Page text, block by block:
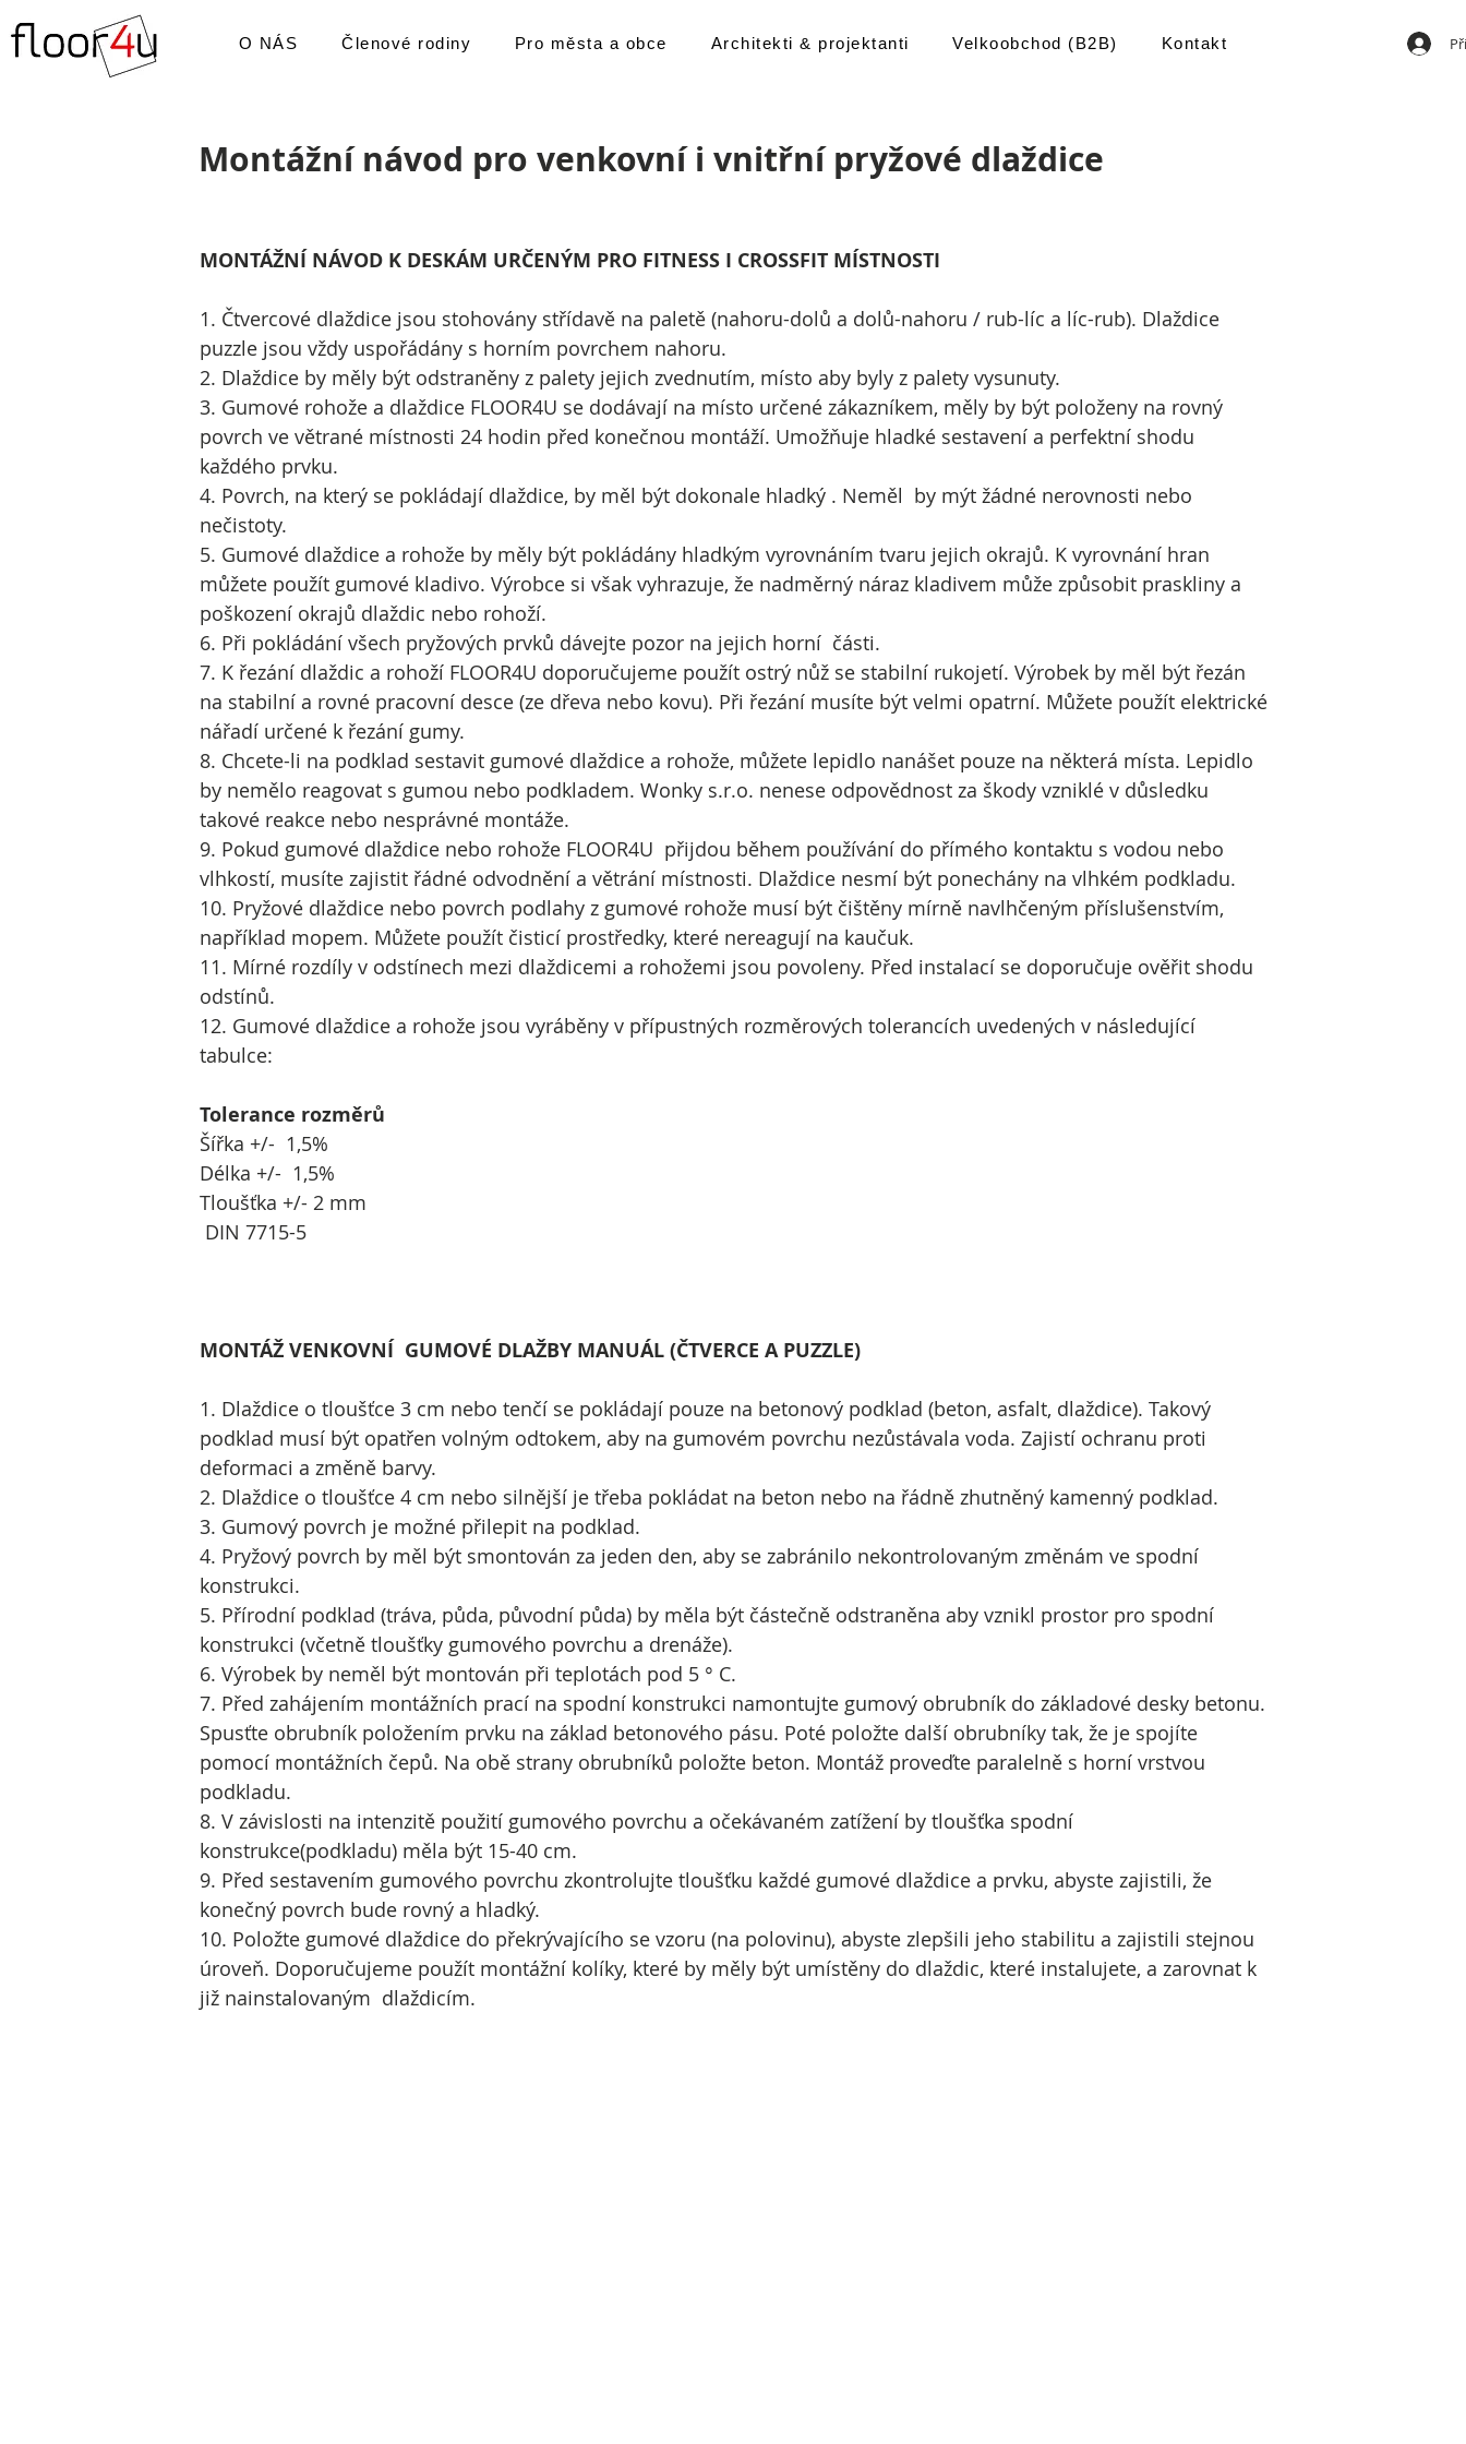
O NÁS Členové rodiny Pro města a obce Architekti & projektanti Velkoobchod (B2B) Kontakt
Montážní návod pro venkovní i vnitřní pryžové dlaždice
MONTÁŽNÍ NÁVOD K DESKÁM URČENÝM PRO FITNESS I CROSSFIT MÍSTNOSTI
1. Čtvercové dlaždice jsou stohovány střídavě na paletě (nahoru-dolů a dolů-nahoru / rub-líc a líc-rub). Dlaždice
puzzle jsou vždy uspořádány s horním povrchem nahoru.
2. Dlaždice by měly být odstraněny z palety jejich zvednutím, místo aby byly z palety vysunuty.
3. Gumové rohože a dlaždice FLOOR4U se dodávají na místo určené zákazníkem, měly by být položeny na rovný
povrch ve větrané místnosti 24 hodin před konečnou montáží. Umožňuje hladké sestavení a perfektní shodu
každého prvku.
4. Povrch, na který se pokládají dlaždice, by měl být dokonale hladký . Neměl by mýt žádné nerovnosti nebo
nečistoty.
5. Gumové dlaždice a rohože by měly být pokládány hladkým vyrovnáním tvaru jejich okrajů. K vyrovnání hran
můžete použít gumové kladivo. Výrobce si však vyhrazuje, že nadměrný náraz kladivem může způsobit praskliny a
poškození okrajů dlaždic nebo rohoží.
6. Při pokládání všech pryžových prvků dávejte pozor na jejich horní části.
7. K řezání dlaždic a rohoží FLOOR4U doporučujeme použít ostrý nůž se stabilní rukojetí. Výrobek by měl být řezán
na stabilní a rovné pracovní desce (ze dřeva nebo kovu). Při řezání musíte být velmi opatrní. Můžete použít elektrické
nářadí určené k řezání gumy.
8. Chcete-li na podklad sestavit gumové dlaždice a rohože, můžete lepidlo nanášet pouze na některá místa. Lepidlo
by nemělo reagovat s gumou nebo podkladem. Wonky s.r.o. nenese odpovědnost za škody vzniklé v důsledku
takové reakce nebo nesprávné montáže.
9. Pokud gumové dlaždice nebo rohože FLOOR4U přijdou během používání do přímého kontaktu s vodou nebo
vlhkostí, musíte zajistit řádné odvodnění a větrání místnosti. Dlaždice nesmí být ponechány na vlhkém podkladu.
10. Pryžové dlaždice nebo povrch podlahy z gumové rohože musí být čištěny mírně navlhčeným příslušenstvím,
například mopem. Můžete použít čisticí prostředky, které nereagují na kaučuk.
11. Mírné rozdíly v odstínech mezi dlaždicemi a rohožemi jsou povoleny. Před instalací se doporučuje ověřit shodu
odstínů.
12. Gumové dlaždice a rohože jsou vyráběny v přípustných rozměrových tolerancích uvedených v následující
tabulce:
Tolerance rozměrů
Šířka +/- 1,5%
Délka +/- 1,5%
Tloušťka +/- 2 mm
DIN 7715-5
MONTÁŽ VENKOVNÍ GUMOVÉ DLAŽBY MANUÁL (ČTVERCE A PUZZLE)
1. Dlaždice o tloušťce 3 cm nebo tenčí se pokládají pouze na betonový podklad (beton, asfalt, dlaždice). Takový
podklad musí být opatřen volným odtokem, aby na gumovém povrchu nezůstávala voda. Zajistí ochranu proti
deformaci a změně barvy.
2. Dlaždice o tloušťce 4 cm nebo silnější je třeba pokládat na beton nebo na řádně zhutněný kamenný podklad.
3. Gumový povrch je možné přilepit na podklad.
4. Pryžový povrch by měl být smontován za jeden den, aby se zabránilo nekontrolovaným změnám ve spodní
konstrukci.
5. Přírodní podklad (tráva, půda, původní půda) by měla být částečně odstraněna aby vznikl prostor pro spodní
konstrukci (včetně tloušťky gumového povrchu a drenáže).
6. Výrobek by neměl být montován při teplotách pod 5 ° C.
7. Před zahájením montážních prací na spodní konstrukci namontujte gumový obrubník do základové desky betonu.
Spusťte obrubník položením prvku na základ betonového pásu. Poté položte další obrubníky tak, že je spojíte
pomocí montážních čepů. Na obě strany obrubníků položte beton. Montáž proveďte paralelně s horní vrstvou
podkladu.
8. V závislosti na intenzitě použití gumového povrchu a očekávaném zatížení by tloušťka spodní
konstrukce(podkladu) měla být 15-40 cm.
9. Před sestavením gumového povrchu zkontrolujte tloušťku každé gumové dlaždice a prvku, abyste zajistili, že
konečný povrch bude rovný a hladký.
10. Položte gumové dlaždice do překrývajícího se vzoru (na polovinu), abyste zlepšili jeho stabilitu a zajistili stejnou
úroveň. Doporučujeme použít montážní kolíky, které by měly být umístěny do dlaždic, které instalujete, a zarovnat k
již nainstalovaným dlaždicím.